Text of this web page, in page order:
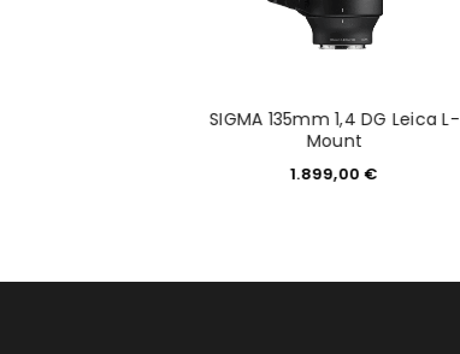
SIGMA 135mm 1,4 DG Leica L-
Mount
1.899,00€